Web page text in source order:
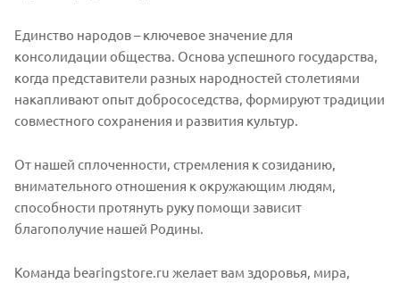
Единство народов – ключевое значение для
консолидации общества. Основа успешного государства,
когда представители разных народностей столетиями
накапливают опыт добрососедства, формируют традиции
совместного сохранения и развития культур.
От нашей сплоченности, стремления к созиданию,
внимательного отношения к окружающим людям,
способности протянуть руку помощи зависит
благополучие нашей Родины.
Команда bearingstore.ru желает вам здоровья, мира,